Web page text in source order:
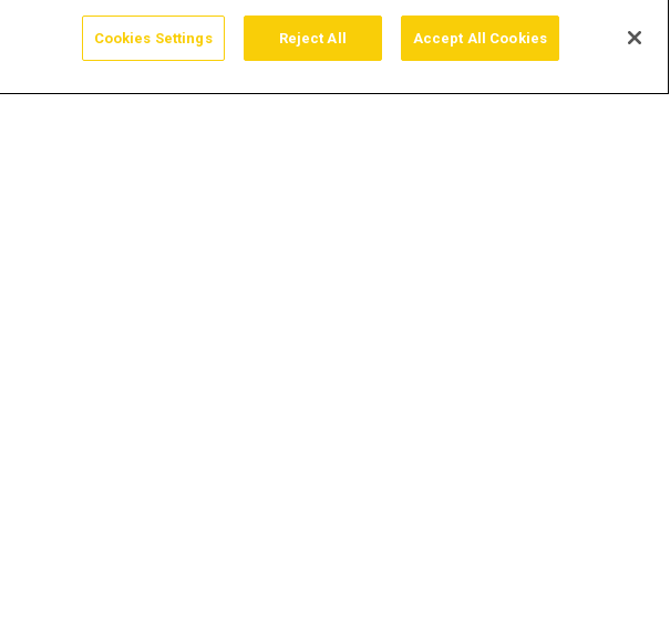
Cookies Settings Reject All Accept All Cookies